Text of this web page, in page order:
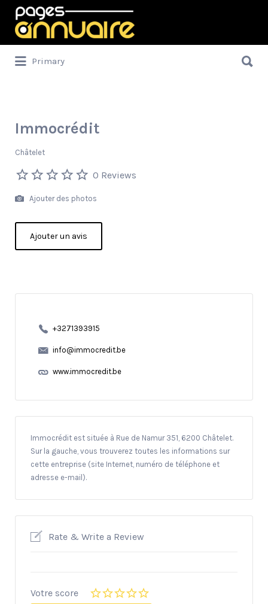
Rechercher:
Primary
Immocrédit
Châtelet
0 Reviews
Ajouter des photos
Ajouter un avis
+3271393915
info@immocredit.be
www.immocredit.be
Immocrédit est située à Rue de Namur 351, 6200 Châtelet.
Sur la gauche, vous trouverez toutes les informations sur
cette entreprise (site Internet, numéro de téléphone et
adresse e-mail).
Rate & Write a Review
Votre score